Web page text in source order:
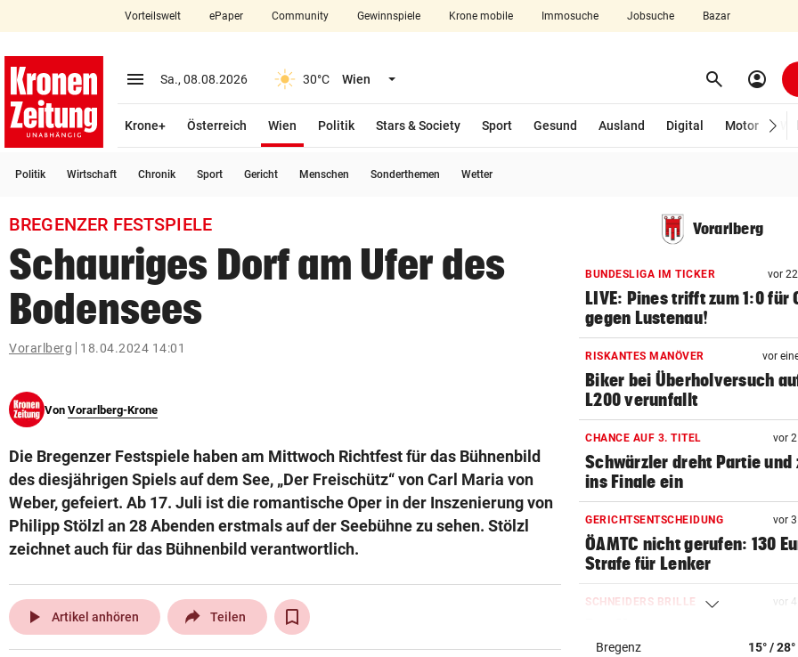
closeSchließen
account_circle Anmelden
arrow_right
search
Suchbegriff
eingeben
© Krone Multimedia GmbH & Co KG 2026
Vorteilswelt ePaper Community Gewinnspiele Krone mobile Immosuche Jobsuche Bazar
menu Menü aufklappen
Sa., 08.08.2026 30°C Wien Menü aufklappen search Suchen
account_circle
Krone+ Österreich Wien
Politik
Stars & Society Sport Gesund Ausland Digital Motor
Politik Wirtschaft Chronik Sport Gericht Menschen Sonderthemen Wetter
BREGENZER FESTSPIELE
Schauriges Dorf am Ufer des
Bodensees
Vorarlberg 18.04.2024 14:01
Von Vorarlberg-Krone
Die Bregenzer Festspiele haben am Mittwoch Richtfest für das Bühnenbild
des diesjährigen Spiels auf dem See, „Der Freischütz“ von Carl Maria von
Weber, gefeiert. Ab 17. Juli ist die romantische Oper in der Inszenierung von
Philipp Stölzl an 28 Abenden erstmals auf der Seebühne zu sehen. Stölzl
zeichnet auch für das Bühnenbild verantwortlich.
play_arrow Artikel anhören Teilen
Vorarlberg
BUNDESLIGA IM TICKER vor
LIVE: Pines trifft zum 1:0 für
gegen Lustenau!
RISKANTES MANÖVER vor
Biker bei Überholversuch
L200 verunfallt
CHANCE AUF 3. TITEL vor
Schwärzler dreht Partie und
ins Finale ein
GERICHTSENTSCHEIDUNG vor
ÖAMTC nicht gerufen: 130
Strafe für Lenker
SCHNEIDERS BRILLE vor
Bregenz 15° / 28°